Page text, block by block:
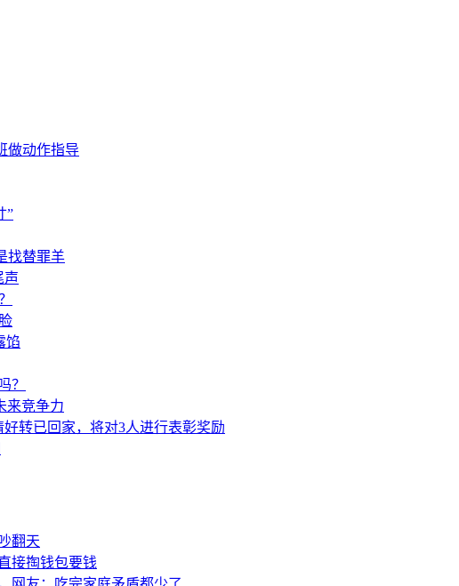
做动作指导
”
找替罪羊
声
馅
？
来竞争力
转已回家，将对3人进行表彰奖励
翻天
接掏钱包要钱